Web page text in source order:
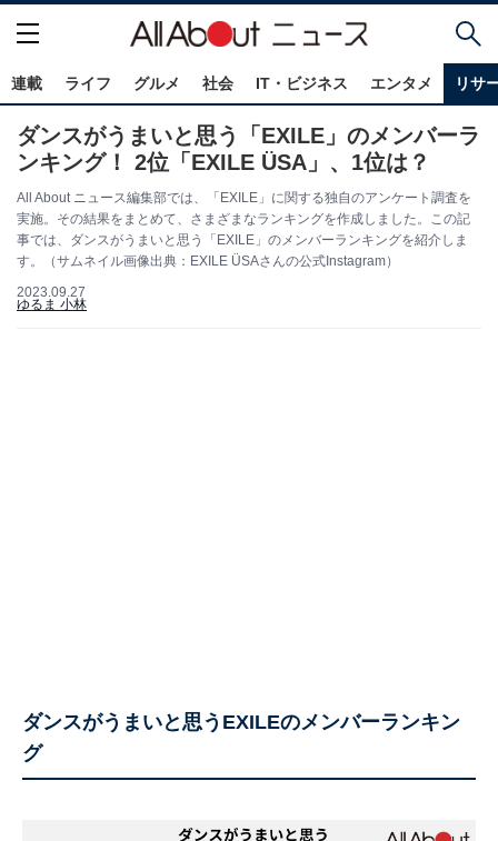
連載 ライフ グルメ 社会 IT・ビジネス エンタメ リサ
ダンスがうまいと思う「EXILE」のメンバーラ
ンキング！ 2位「EXILE ÜSA」、1位は？
All About ニュース編集部では、「EXILE」に関する独自のアンケート調査を
実施。その結果をまとめて、さまざまなランキングを作成しました。この記
事では、ダンスがうまいと思う「EXILE」のメンバーランキングを紹介しま
す。（サムネイル画像出典：EXILE ÜSAさんの公式Instagram）
2023.09.27
ゆるま 小林
ダンスがうまいと思うEXILEのメンバーランキン
グ